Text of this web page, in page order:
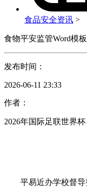
食品安全资讯 >
食物平安监管Word模
发布时间：
2026-06-11 23:33
作者：
2026年国际足联世界杯
平易近办学校督导